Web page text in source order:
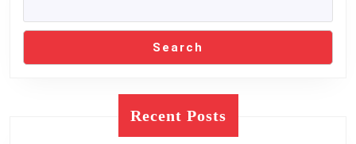
Search
Recent Posts